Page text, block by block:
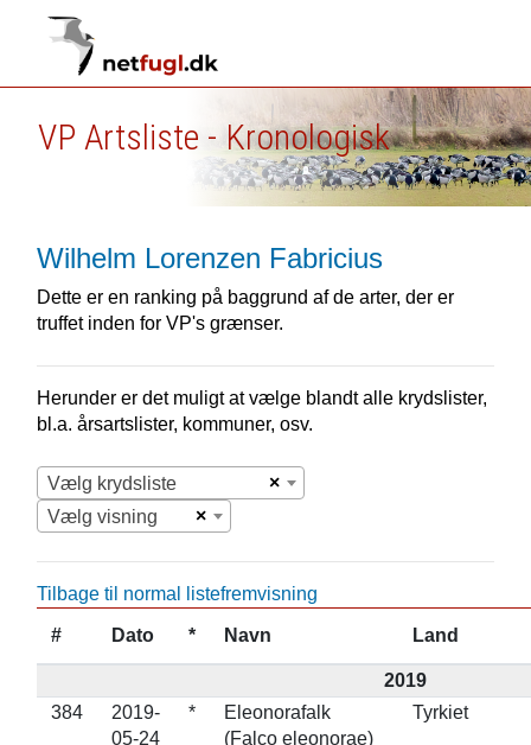
VP Artsliste - Kronologisk
Wilhelm Lorenzen Fabricius
Dette er en ranking på baggrund af de arter, der er
truffet inden for VP's grænser.
Herunder er det muligt at vælge blandt alle krydslister,
bl.a. årsartslister, kommuner, osv.
×
Vælg krydsliste
×
Vælg visning
Tilbage til normal listefremvisning
# Dato * Navn Land
2019
384
2019-
05-24
*
Eleonorafalk
(Falco eleonorae)
Tyrkiet